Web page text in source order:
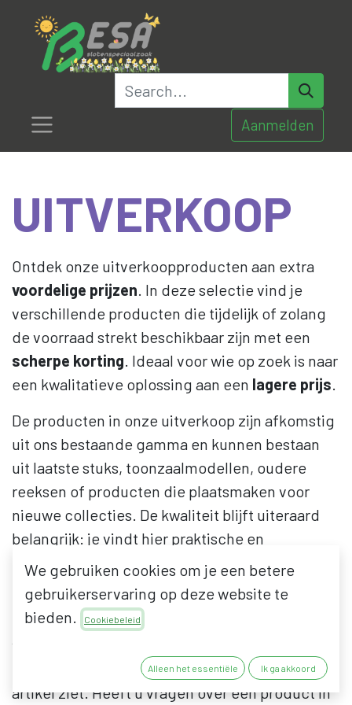
Aanmelden
UITVERKOOP
Ontdek onze uitverkoopproducten aan extra
voordelige prijzen. In deze selectie vind je
verschillende producten die tijdelijk of zolang
de voorraad strekt beschikbaar zijn met een
scherpe korting. Ideaal voor wie op zoek is naar
een kwalitatieve oplossing aan een lagere prijs.
De producten in onze uitverkoop zijn afkomstig
uit ons bestaande gamma en kunnen bestaan
uit laatste stuks, toonzaalmodellen, oudere
reeksen of producten die plaatsmaken voor
nieuwe collecties. De kwaliteit blijft uiteraard
belangrijk: je vindt hier praktische en
betrouwbare oplossingen voor woning, project,
renovatie of professioneel gebruik.
De beschikbare aantallen kunnen per product
verschillen en
om snel te bestellen wanneer u een interessant
artikel ziet. Heeft u vragen over een product in
We gebruiken cookies om je een betere
gebruikerservaring op deze website te
bieden.
Cookiebeleid
Alleen het essentiële Ik ga akkoord